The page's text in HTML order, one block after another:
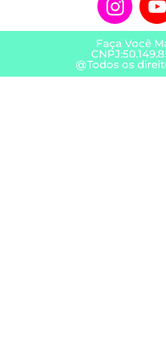
Faça Você
@Todos os